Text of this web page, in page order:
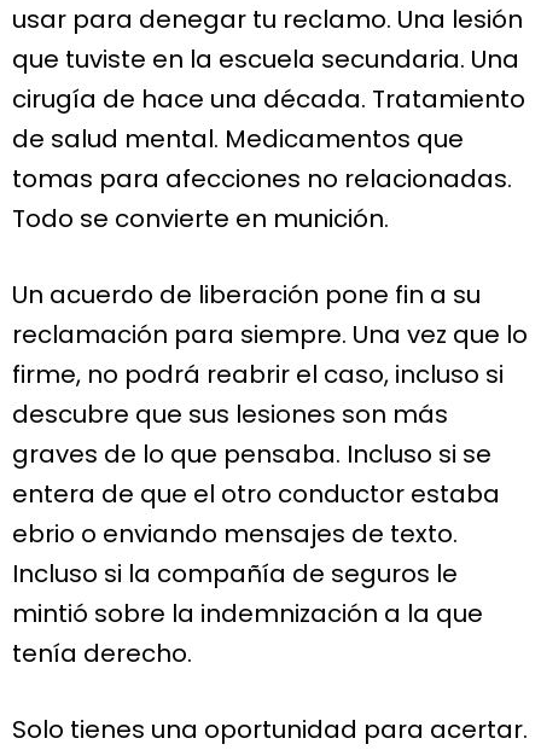
usar para denegar tu reclamo. Una lesión
que tuviste en la escuela secundaria. Una
cirugía de hace una década. Tratamiento
de salud mental. Medicamentos que
tomas para afecciones no relacionadas.
Todo se convierte en munición.
Un acuerdo de liberación pone fin a su
reclamación para siempre. Una vez que lo
firme, no podrá reabrir el caso, incluso si
descubre que sus lesiones son más
graves de lo que pensaba. Incluso si se
entera de que el otro conductor estaba
ebrio o enviando mensajes de texto.
Incluso si la compañía de seguros le
mintió sobre la indemnización a la que
tenía derecho.
Solo tienes una oportunidad para acertar.